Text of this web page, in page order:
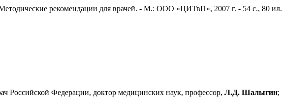
рекомендации для врачей. - М.: ООО «ЦИТвП», 2007 г. - 54 с., 80 ил.
Российской Федерации, доктор медицинских наук, профессор, Л.Д. Шалыгин;